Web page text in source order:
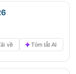
về Tóm tắt AI